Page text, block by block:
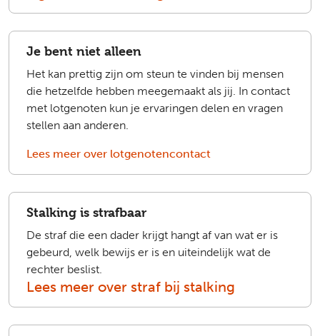
Je bent niet alleen
Het kan prettig zijn om steun te vinden bij mensen
die hetzelfde hebben meegemaakt als jij. In contact
met lotgenoten kun je ervaringen delen en vragen
stellen aan anderen.
Lees meer over lotgenotencontact
Stalking is strafbaar
De straf die een dader krijgt hangt af van wat er is
gebeurd, welk bewijs er is en uiteindelijk wat de
rechter beslist.
Lees meer over straf bij stalking